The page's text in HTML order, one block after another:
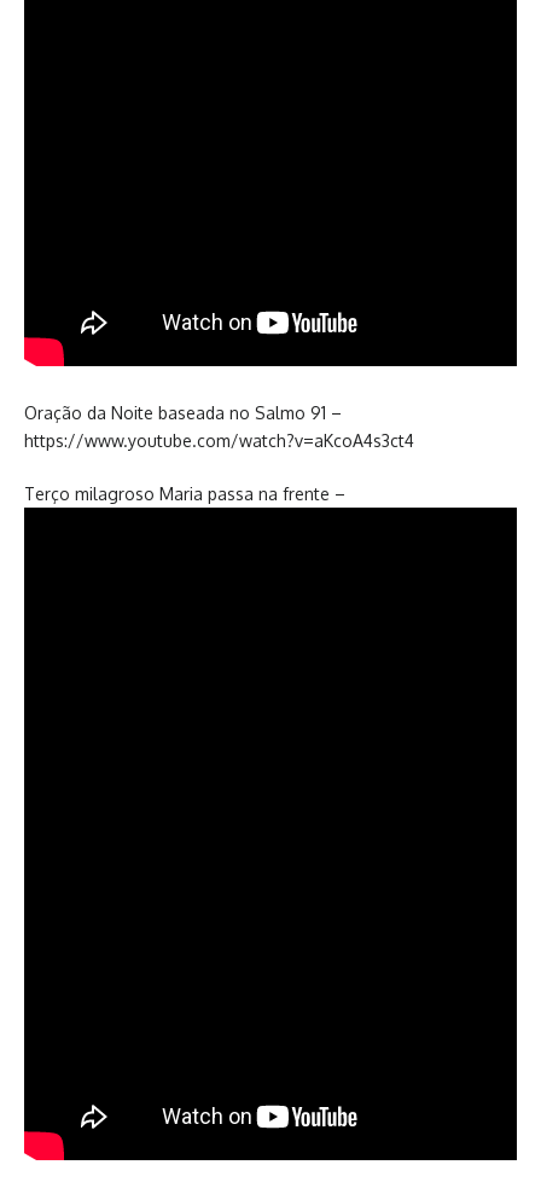
Oração da Noite baseada no Salmo 91 –
https://www.youtube.com/watch?v=aKcoA4s3ct4
Terço milagroso Maria passa na frente –